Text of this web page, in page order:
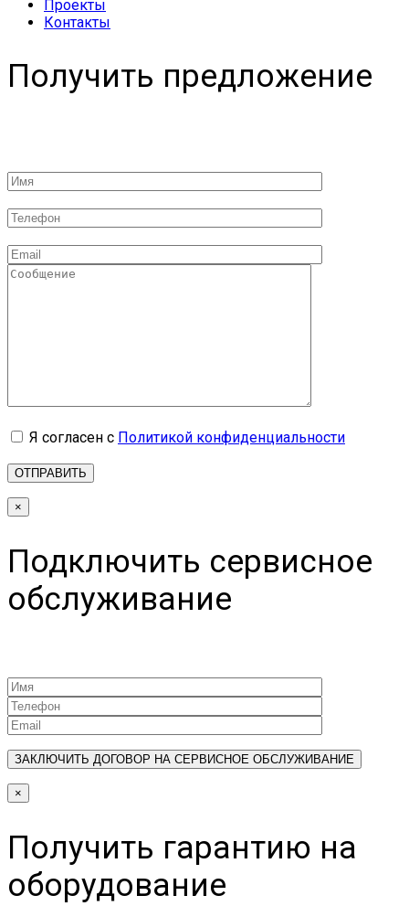
Проекты
Контакты
Получить предложение
Я согласен с Политикой конфиденциальности
×
Подключить сервисное
обслуживание
×
Получить гарантию на
оборудование